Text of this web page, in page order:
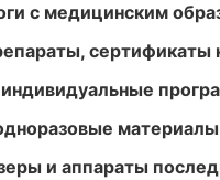
с медицинским
сертификаты
материалы
и аппараты